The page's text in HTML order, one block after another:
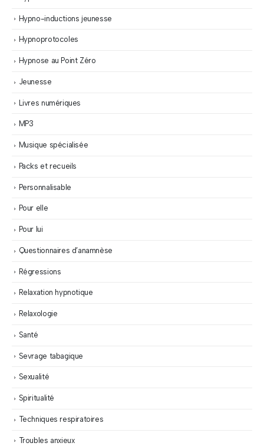
Hypno-inductions jeunesse
Hypnoprotocoles
Hypnose au Point Zéro
Jeunesse
Livres numériques
MP3
Musique spécialisée
Packs et recueils
Personnalisable
Pour elle
Pour lui
Questionnaires d’anamnèse
Régressions
Relaxation hypnotique
Relaxologie
Santé
Sevrage tabagique
Sexualité
Spiritualité
Techniques respiratoires
Troubles anxieux